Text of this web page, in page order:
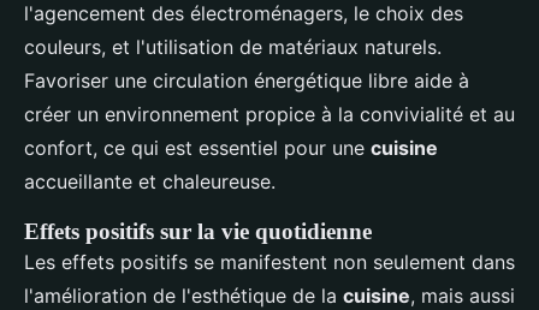
l'agencement des électroménagers, le choix des
couleurs, et l'utilisation de matériaux naturels.
Favoriser une circulation énergétique libre aide à
créer un environnement propice à la convivialité et au
confort, ce qui est essentiel pour une cuisine
accueillante et chaleureuse.
Effets positifs sur la vie quotidienne
Les effets positifs se manifestent non seulement dans
l'amélioration de l'esthétique de la cuisine, mais aussi